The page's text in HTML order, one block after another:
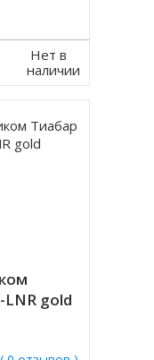
Нет в
наличии
gold